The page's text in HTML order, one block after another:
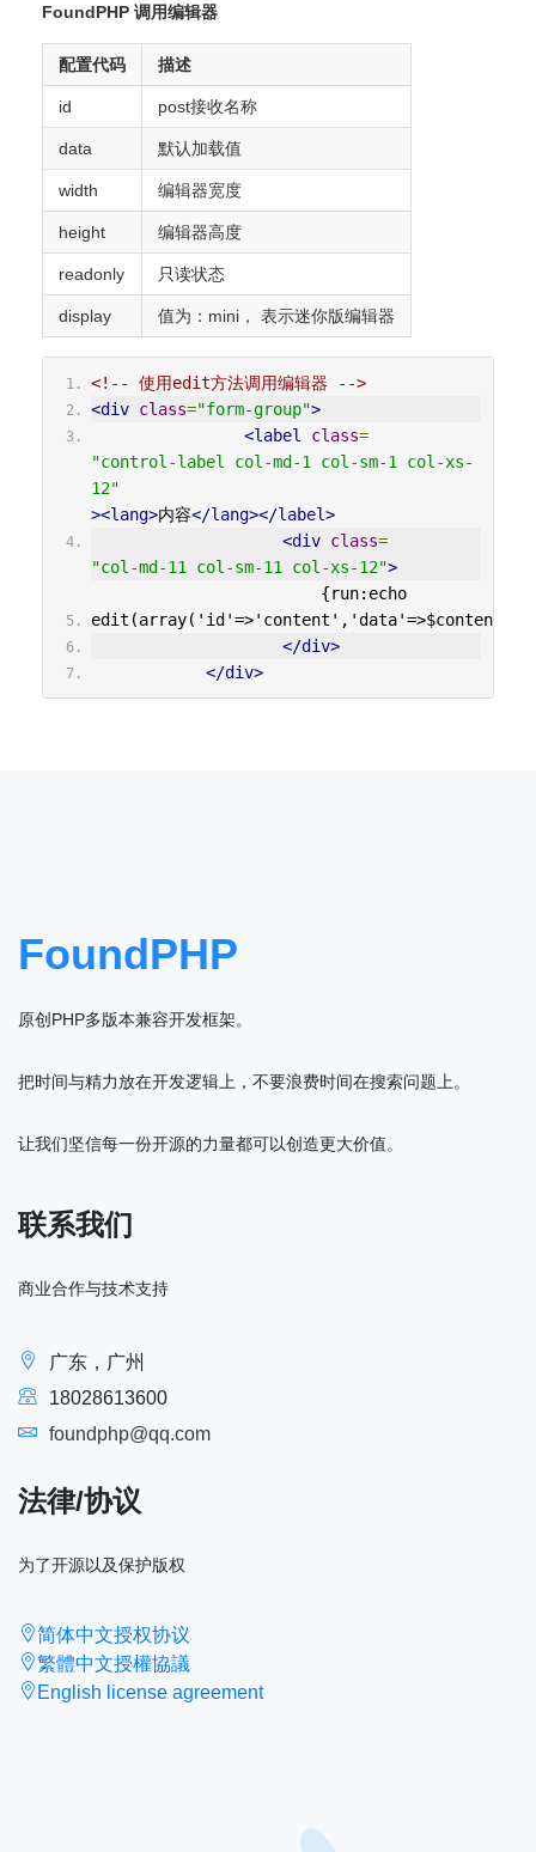
FoundPHP 调用编辑器
配置代码 描述
id post接收名称
data 默认加载值
width 编辑器宽度
height 编辑器高度
readonly 只读状态
display 值为：mini， 表示迷你版编辑器
<!-- 使用edit方法调用编辑器 -->
<div class="form-group">
<label
class=
"control-label col-md-1 col-sm-1 col-xs-
12"
><lang>内容</lang></label>
<div class=
"col-md-11 col-sm-11 col-xs-12">
</div>
</div>
FoundPHP
原创PHP多版本兼容开发框架。
把时间与精力放在开发逻辑上，不要浪费时间在搜索问题上。
让我们坚信每一份开源的力量都可以创造更大价值。
联系我们
商业合作与技术支持
广东，广州
18028613600
foundphp@qq.com
法律/协议
为了开源以及保护版权
简体中文授权协议
繁體中文授權協議
English license agreement